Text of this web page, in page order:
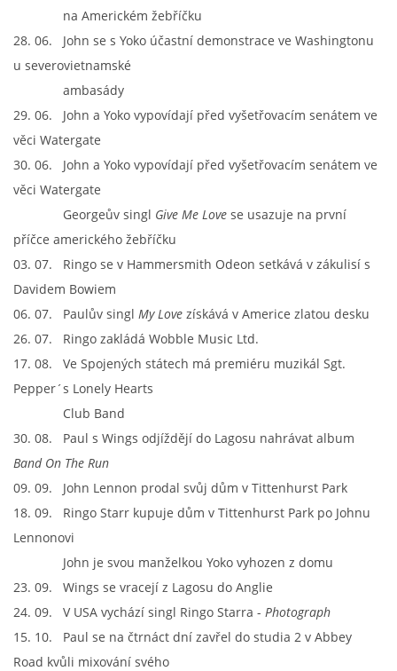
na Americkém žebříčku
28. 06. John se s Yoko účastní demonstrace ve Washingtonu
u severovietnamské
ambasády
29. 06. John a Yoko vypovídají před vyšetřovacím senátem ve
věci Watergate
30. 06. John a Yoko vypovídají před vyšetřovacím senátem ve
věci Watergate
Georgeův singl Give Me Love se usazuje na první
příčce amerického žebříčku
03. 07. Ringo se v Hammersmith Odeon setkává v zákulisí s
Davidem Bowiem
06. 07. Paulův singl My Love získává v Americe zlatou desku
26. 07. Ringo zakládá Wobble Music Ltd.
17. 08. Ve Spojených státech má premiéru muzikál Sgt.
Pepper´s Lonely Hearts
Club Band
30. 08. Paul s Wings odjíždějí do Lagosu nahrávat album
Band On The Run
09. 09. John Lennon prodal svůj dům v Tittenhurst Park
18. 09. Ringo Starr kupuje dům v Tittenhurst Park po Johnu
Lennonovi
John je svou manželkou Yoko vyhozen z domu
23. 09. Wings se vracejí z Lagosu do Anglie
24. 09. V USA vychází singl Ringo Starra - Photograph
15. 10. Paul se na čtrnáct dní zavřel do studia 2 v Abbey
Road kvůli mixování svého